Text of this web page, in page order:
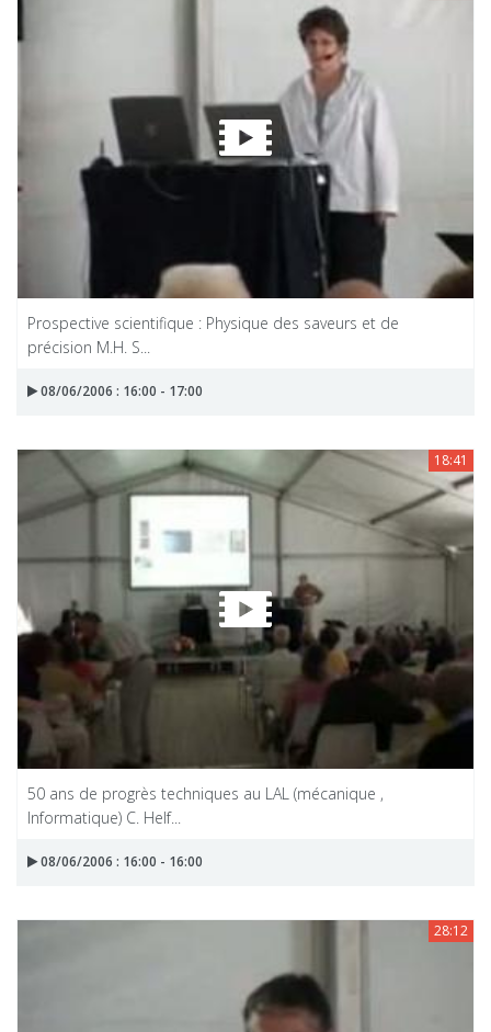
Prospective scientifique : Physique des saveurs et de
précision M.H. S...
08/06/2006 : 16:00 - 17:00
18:41
50 ans de progrès techniques au LAL (mécanique ,
Informatique) C. Helf...
08/06/2006 : 16:00 - 16:00
28:12